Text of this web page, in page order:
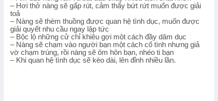
– Hơi thở nàng sẽ gấp rút, cảm thấy bứt rứt muốn được giải
toả
– Nàng sẽ thèm thuồng được quan hệ tình dục, muốn được
giải quyết nhu cầu ngay lập tức
– Bộc lộ những cử chỉ khiêu gợi một cách đầy dâm dục
– Nàng sẽ chạm vào người bạn một cách cố tình nhưng giả
vờ chạm trúng, rồi nàng sẽ ôm hôn bạn, nhéo ti bạn
– Khi quan hệ tình dục sẽ kéo dài, lên đỉnh nhiều lần.